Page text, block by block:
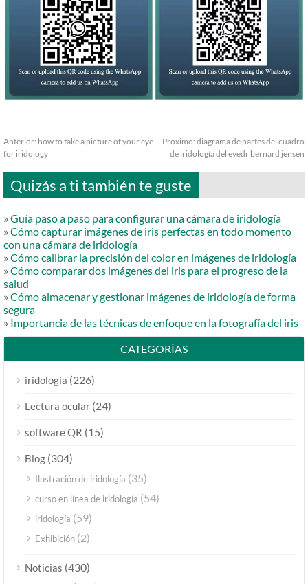
Anterior: how to take a picture of your eye
for iridology
Próximo: diagrama de partes del cuadro
de iridología del eyedr bernard jensen
Quizás a ti también te guste
» Guía paso a paso para configurar una cámara de iridología
» Cómo capturar imágenes de iris perfectas en todo momento
con una cámara de iridología
» Cómo calibrar la precisión del color en imágenes de iridología
» Cómo comparar dos imágenes del iris para el progreso de la
salud
» Cómo almacenar y gestionar imágenes de iridología de forma
segura
» Importancia de las técnicas de enfoque en la fotografía del iris
CATEGORÍAS
iridología (226)
Lectura ocular (24)
software QR (15)
Blog (304)
Ilustración de iridología (35)
curso en línea de iridología (54)
iridología (59)
Exhibición (2)
Noticias (430)